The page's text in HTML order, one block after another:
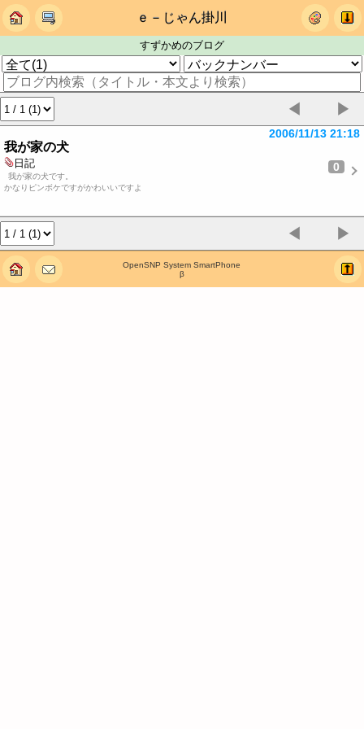
ｅ－じゃん掛川
すずかめのブログ
◀ ▶
我が家の犬
2006/11/13 21:18
日記 0
我が家の犬です。
かなりピンボケですがかわいいですよ
◀ ▶
OpenSNP System SmartPhone
β